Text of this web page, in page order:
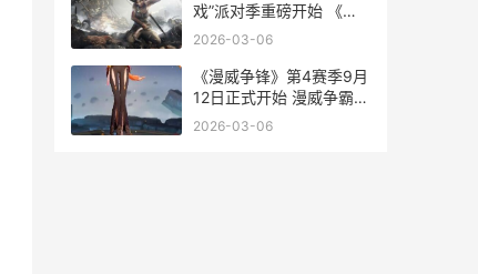
戏”派对季重磅开始 《蛋
仔派对》渠道服下载!
2026-03-06
《漫威争锋》第4赛季9月
12日正式开始 漫威争霸战
第五幕路线图
2026-03-06